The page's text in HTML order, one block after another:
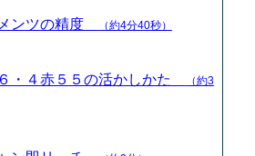
ンツの精度 （約4分40秒）
・４赤５５の活かしかた
（約3